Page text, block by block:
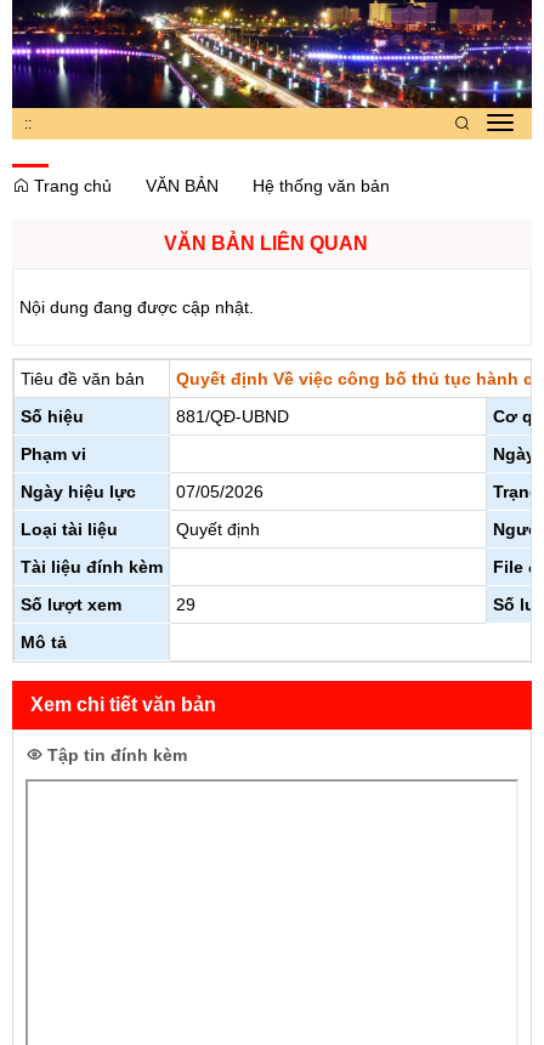
::
Trang chủ
VĂN BẢN Hệ thống văn bản
VĂN BẢN LIÊN QUAN
Nội dung đang được cập nhật.
Tiêu đề văn bản
Quyết định Về việc công bố thủ tục hành
Số hiệu
881/QĐ-UBND
Cơ
Phạm vi
Ngày
Ngày hiệu lực
07/05/2026
Loại tài liệu
Quyết định
Tài liệu đính kèm
File
Số lượt xem
29
Số
Mô tả
Xem chi tiết văn bản
Tập tin đính kèm